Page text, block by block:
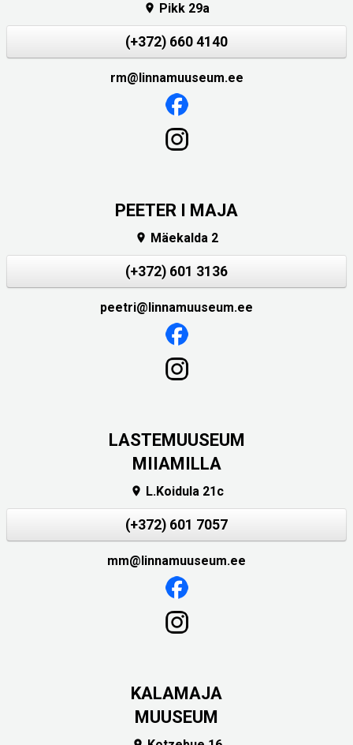
 Pikk 29a
(+372) 660 4140
rm@linnamuuseum.ee
PEETER I MAJA
 Mäekalda 2
(+372) 601 3136
peetri@linnamuuseum.ee
LASTEMUUSEUM
MIIAMILLA
 L.Koidula 21c
(+372) 601 7057
mm@linnamuuseum.ee
KALAMAJA
MUUSEUM